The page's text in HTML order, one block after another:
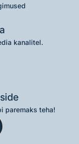
kanalitel.
paremaks teha!